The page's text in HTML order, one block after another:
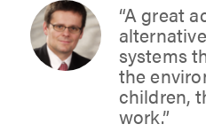
“A great
systems
the
children,
work.”